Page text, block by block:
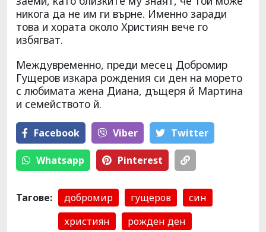
никога да не им ги върне. Именно заради
това и хората около Християн вече го
избягват.
Междувременно, преди месец Добромир
Гущеров изкара рождения си ден на морето
с любимата жена Диана, дъщеря й Мартина
и семейството й.
Facebook Viber Тwitter
Whatsapp Pinterest
Тагове: добромир гущеров
син
християн
рожден ден